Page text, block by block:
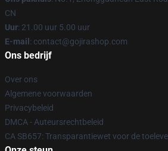
CN
Uur: 21.00 uur 5.00 uur
E-mail : contact@gojirashop.com
Ons bedrijf
Over ons
Algemene voorwaarden
Privacybeleid
DMCA - Auteursrechtbeleid
CA SB657: Transparantiewet voor de